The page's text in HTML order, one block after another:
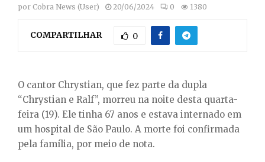
M
E
N
por Cobra News (User) 20/06/2024 0 1380
COMPARTILHAR 0
O cantor Chrystian, que fez parte da dupla
“Chrystian e Ralf”, morreu na noite desta quarta-
feira (19). Ele tinha 67 anos e estava internado em
um hospital de São Paulo. A morte foi confirmada
pela família, por meio de nota.